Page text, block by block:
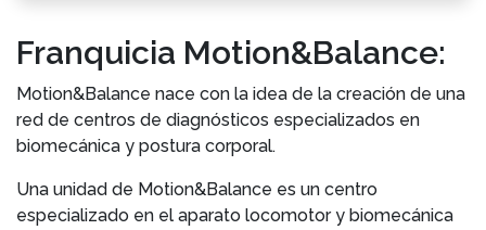
Franquicia Motion&Balance:
Motion&Balance nace con la idea de la creación de una
red de centros de diagnósticos especializados en
biomecánica y postura corporal.
Una unidad de Motion&Balance es un centro
especializado en el aparato locomotor y biomecánica